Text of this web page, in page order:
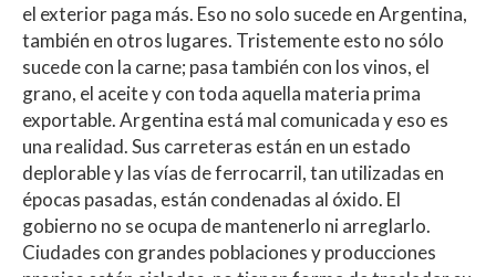
el exterior paga más. Eso no solo sucede en Argentina,
también en otros lugares. Tristemente esto no sólo
sucede con la carne; pasa también con los vinos, el
grano, el aceite y con toda aquella materia prima
exportable. Argentina está mal comunicada y eso es
una realidad. Sus carreteras están en un estado
deplorable y las vías de ferrocarril, tan utilizadas en
épocas pasadas, están condenadas al óxido. El
gobierno no se ocupa de mantenerlo ni arreglarlo.
Ciudades con grandes poblaciones y producciones